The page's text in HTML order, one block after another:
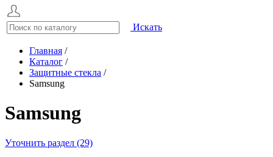
Искать
Главная /
Каталог /
Защитные стекла /
Samsung
Samsung
Уточнить раздел (29)